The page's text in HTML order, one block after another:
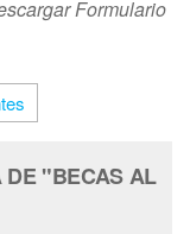
Formulario
DE "BECAS AL